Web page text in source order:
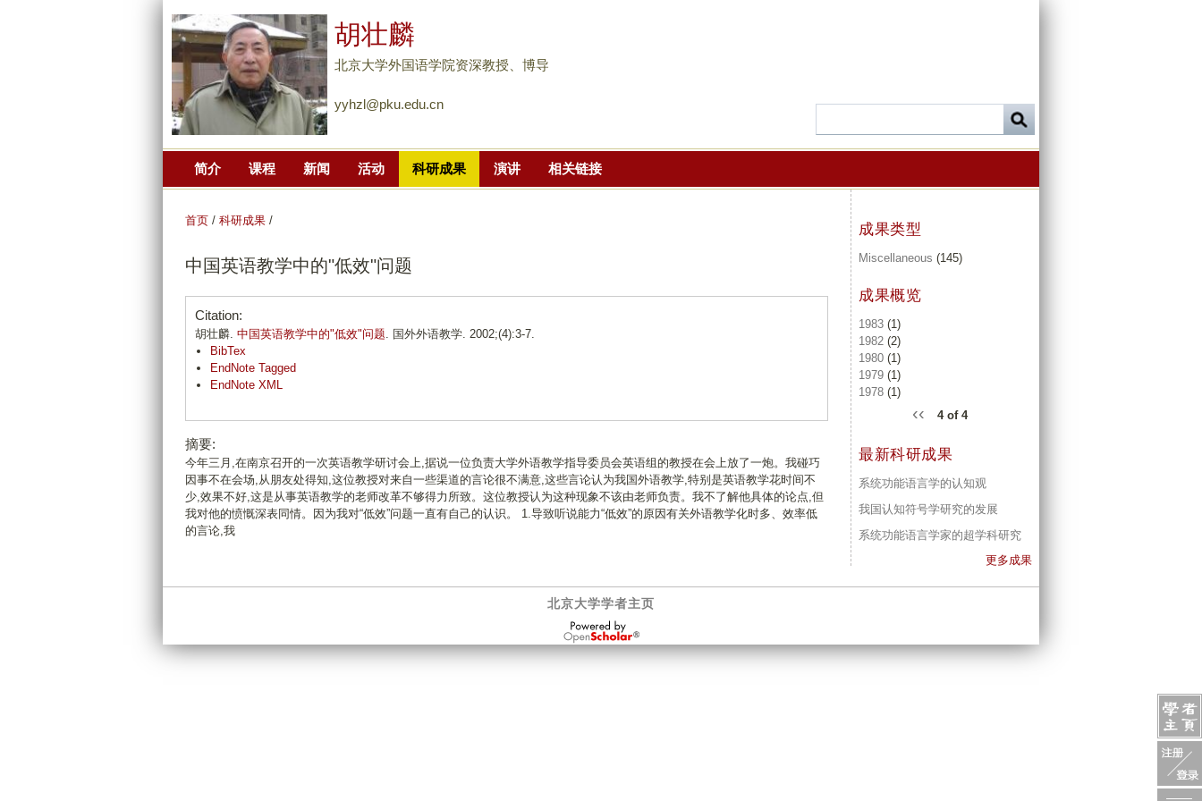
到
主
胡壮麟
北京大学外国语学院资深教授、博导
yyhzl@pku.edu.cn
简介 课程 新闻 活动 科研成果 演讲 相关链接
首页 / 科研成果 /
中国英语教学中的"低效"问题
Citation:
胡壮麟. 中国英语教学中的"低效"问题. 国外外语教学. 2002;(4):3-7.
BibTex
EndNote Tagged
EndNote XML
摘要:
今年三月,在南京召开的一次英语教学研讨会上,据说一位负责大学外语教学指导委员会英语组的教授在会上放了一炮。我碰巧
因事不在会场,从朋友处得知,这位教授对来自一些渠道的言论很不满意,这些言论认为我国外语教学,特别是英语教学花时间不
少,效果不好,这是从事英语教学的老师改革不够得力所致。这位教授认为这种现象不该由老师负责。我不了解他具体的论点,但
我对他的愤慨深表同情。因为我对“低效”问题一直有自己的认识。 1.导致听说能力“低效”的原因有关外语教学化时多、效率低
的言论,我
成果类型
Miscellaneous (145)
成果概览
1983 (1)
1982 (2)
1980 (1)
1979 (1)
1978 (1)
‹‹ 4 of 4
最新科研成果
系统功能语言学的认知观
我国认知符号学研究的发展
系统功能语言学家的超学科研究
更多成果
北京大学学者主页
OpenScholar